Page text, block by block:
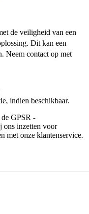
de veiligheid van een
Dit kan een
Neem contact op met
indien beschikbaar.
GPSR -
ons inzetten voor
met onze klantenservice.